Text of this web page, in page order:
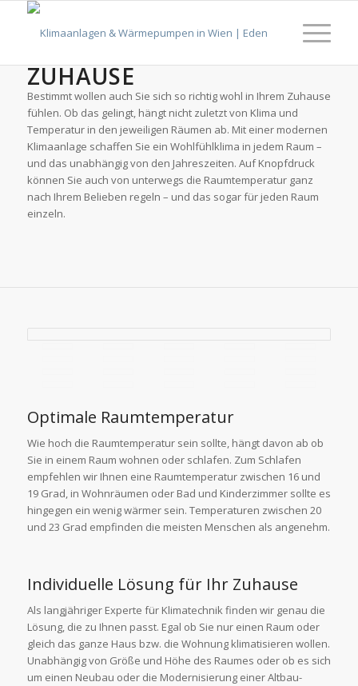
ZUHAUSE
Bestimmt wollen auch Sie sich so richtig wohl in Ihrem Zuhause
fühlen. Ob das gelingt, hängt nicht zuletzt von Klima und
Temperatur in den jeweiligen Räumen ab. Mit einer modernen
Klimaanlage schaffen Sie ein Wohlfühlklima in jedem Raum –
und das unabhängig von den Jahreszeiten. Auf Knopfdruck
können Sie auch von unterwegs die Raumtemperatur ganz
nach Ihrem Belieben regeln – und das sogar für jeden Raum
einzeln.
Optimale Raumtemperatur
Wie hoch die Raumtemperatur sein sollte, hängt davon ab ob
Sie in einem Raum wohnen oder schlafen. Zum Schlafen
empfehlen wir Ihnen eine Raumtemperatur zwischen 16 und
19 Grad, in Wohnräumen oder Bad und Kinderzimmer sollte es
hingegen ein wenig wärmer sein. Temperaturen zwischen 20
und 23 Grad empfinden die meisten Menschen als angenehm.
Individuelle Lösung für Ihr Zuhause
Als langjähriger Experte für Klimatechnik finden wir genau die
Lösung, die zu Ihnen passt. Egal ob Sie nur einen Raum oder
gleich das ganze Haus bzw. die Wohnung klimatisieren wollen.
Unabhängig von Größe und Höhe des Raumes oder ob es sich
um einen Neubau oder die Modernisierung einer Altbau-